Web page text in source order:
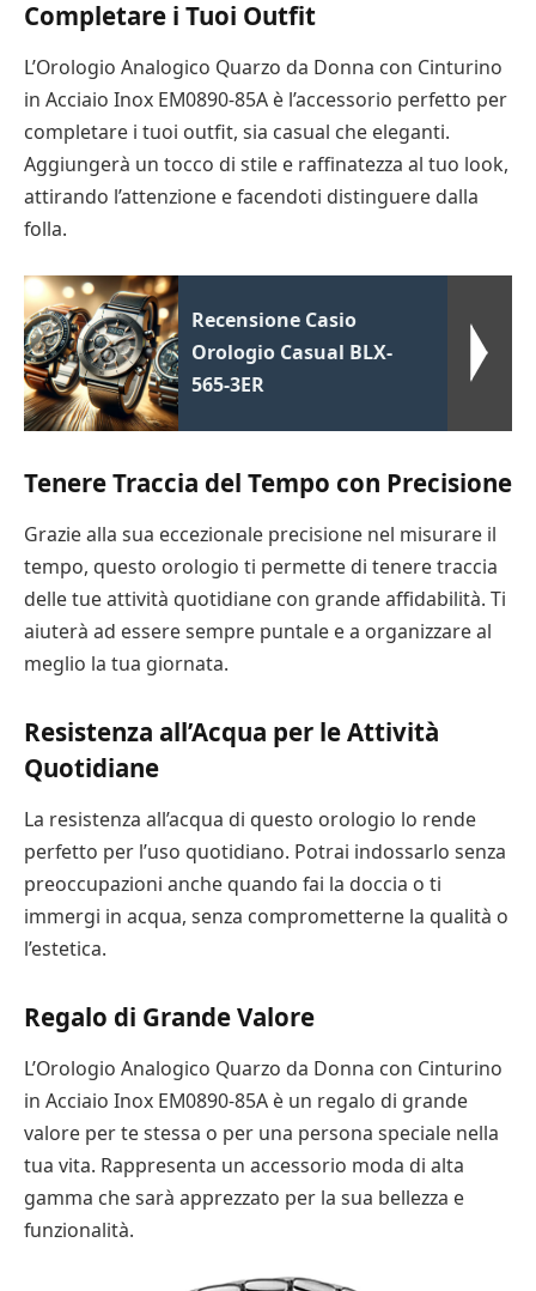
Completare i Tuoi Outfit
L’Orologio Analogico Quarzo da Donna con Cinturino
in Acciaio Inox EM0890-85A è l’accessorio perfetto per
completare i tuoi outfit, sia casual che eleganti.
Aggiungerà un tocco di stile e raffinatezza al tuo look,
attirando l’attenzione e facendoti distinguere dalla
folla.
Recensione Casio
Orologio Casual BLX-
565-3ER
Tenere Traccia del Tempo con Precisione
Grazie alla sua eccezionale precisione nel misurare il
tempo, questo orologio ti permette di tenere traccia
delle tue attività quotidiane con grande affidabilità. Ti
aiuterà ad essere sempre puntale e a organizzare al
meglio la tua giornata.
Resistenza all’Acqua per le Attività
Quotidiane
La resistenza all’acqua di questo orologio lo rende
perfetto per l’uso quotidiano. Potrai indossarlo senza
preoccupazioni anche quando fai la doccia o ti
immergi in acqua, senza comprometterne la qualità o
l’estetica.
Regalo di Grande Valore
L’Orologio Analogico Quarzo da Donna con Cinturino
in Acciaio Inox EM0890-85A è un regalo di grande
valore per te stessa o per una persona speciale nella
tua vita. Rappresenta un accessorio moda di alta
gamma che sarà apprezzato per la sua bellezza e
funzionalità.